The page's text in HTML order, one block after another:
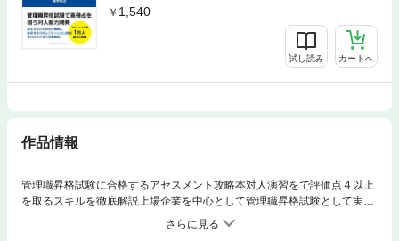
1,540
試し読み カートへ
作品情報
管理職昇格試験に合格するアセスメント攻略本対人演習をで評価点４以上
を取るスキルを徹底解説上場企業を中心として管理職昇格試験として実施
されているアセスメント・センター・メソッド（ヒューマンアセスメン
ト、アセスメント）。管理職昇格のためにはアセスメントにどう勝つのか